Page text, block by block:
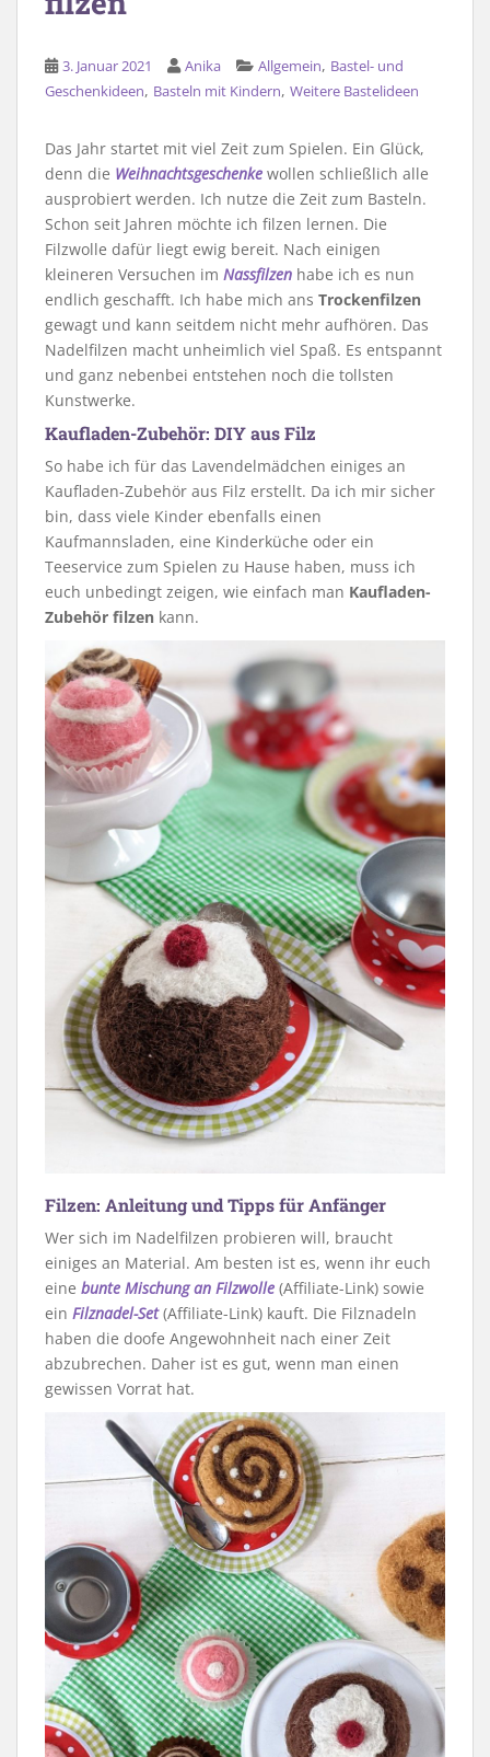
3. Januar 2021 Anika Allgemein, Bastel- und
Geschenkideen, Basteln mit Kindern, Weitere Bastelideen
Das Jahr startet mit viel Zeit zum Spielen. Ein Glück,
denn die Weihnachtsgeschenke wollen schließlich alle
ausprobiert werden. Ich nutze die Zeit zum Basteln.
Schon seit Jahren möchte ich filzen lernen. Die
Filzwolle dafür liegt ewig bereit. Nach einigen
kleineren Versuchen im Nassfilzen habe ich es nun
endlich geschafft. Ich habe mich ans Trockenfilzen
gewagt und kann seitdem nicht mehr aufhören. Das
Nadelfilzen macht unheimlich viel Spaß. Es entspannt
und ganz nebenbei entstehen noch die tollsten
Kunstwerke.
Kaufladen-Zubehör: DIY aus Filz
So habe ich für das Lavendelmädchen einiges an
Kaufladen-Zubehör aus Filz erstellt. Da ich mir sicher
bin, dass viele Kinder ebenfalls einen
Kaufmannsladen, eine Kinderküche oder ein
Teeservice zum Spielen zu Hause haben, muss ich
euch unbedingt zeigen, wie einfach man Kaufladen-
Zubehör filzen kann.
Filzen: Anleitung und Tipps für Anfänger
Wer sich im Nadelfilzen probieren will, braucht
einiges an Material. Am besten ist es, wenn ihr euch
eine bunte Mischung an Filzwolle (Affiliate-Link) sowie
ein Filznadel-Set(Affiliate-Link) kauft. Die Filznadeln
haben die doofe Angewohnheit nach einer Zeit
abzubrechen. Daher ist es gut, wenn man einen
gewissen Vorrat hat.